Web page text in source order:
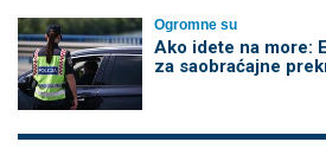
Ogromne su
Ako idete na more:
za saobraćajne